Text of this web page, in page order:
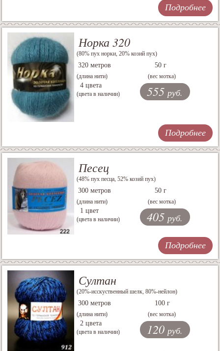
Подробнее
Норка 320
(80% пух норки, 20% козий пух)
320 метров
(длина нити)
50 г
(вес мотка)
4 цвета
(цвета в наличии) 555 руб.
Подробнее
Песец
(48% пух песца, 52% козий пух)
300 метров
(длина нити)
50 г
(вес мотка)
1 цвет
(цвета в наличии) 405 руб.
Подробнее
Султан
(20%-исскуственный шелк, 80%-нейлон)
300 метров
(длина нити)
100 г
(вес мотка)
2 цвета
(цвета в наличии) 120 руб.